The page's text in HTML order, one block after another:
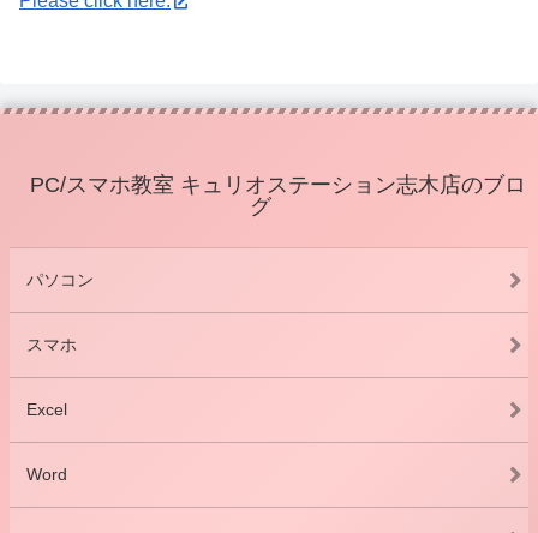
PC/スマホ教室 キュリオステーション志木店のブロ
グ
パソコン
スマホ
Excel
Word